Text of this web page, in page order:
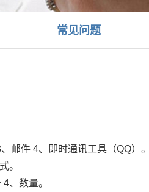
常见问题
邮件 4、即时通讯工具（QQ）。
。
、数量。